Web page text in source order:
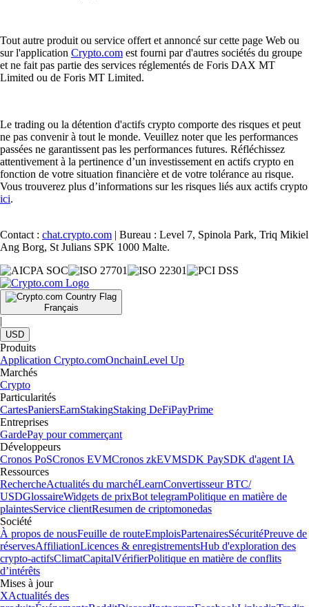
Tout autre produit ou service offert et annoncé sur cette page Web ou
sur l'application Crypto.com est fourni par d'autres sociétés du groupe
et ne fait pas partie des services réglementés de Foris DAX MT
Limited ou de Foris MT Limited.
Le trading ou la détention d'actifs crypto comporte des risques et peut
ne pas convenir à tout le monde. Veuillez noter que les performances
passées ne garantissent pas les performances futures. Réfléchissez
attentivement à la pertinence d’un investissement en actifs crypto en
fonction de votre situation financière et de votre tolérance au risque.
Vous trouverez plus d’informations sur les risques liés aux actifs crypto
ici.
Contact : chat.crypto.com | Bureau : Level 7, Spinola Park, Triq Mikiel
Ang Borg, St Julians SPK 1000 Malte.
Français
|
USD
Produits
Application Crypto.comOnchainLevel Up
Marchés
Crypto
Particularités
CartesPaniersEarnStakingStaking DeFiPayPrime
Entreprises
GardePay pour commerçant
Développeurs
Cronos PoSCronos EVMCronos zkEVMSDK PaySDK d'agent IA
Ressources
RechercheActualités du marchéLearnConvertisseur BTC/
USDGlossaireWidgets de prixBot telegramPolitique en matière de
plaintesService clientResumen de criptomonedas
Société
À propos de nousFeuille de routeEmploisPartenairesSécuritéPreuve de
réservesAffiliationLicences & enregistrementsHub d'exploration des
crypto-actifsClimatCapitalVérifierPolitique en matière de conflits
d’intérêts
Mises à jour
XActualités des